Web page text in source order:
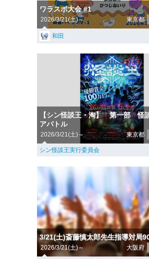
ワラスポ大会 #1
2026/3/21(土)～ 東京都
和田
【シン怪談王・淘】 第一部 怪
アバトル
2026/3/21(土)～ 東京都
シン怪談王実行委員会
3/21(土)斎藤慎太郎先生指導対局
2026/3/21(土)～ 大阪府